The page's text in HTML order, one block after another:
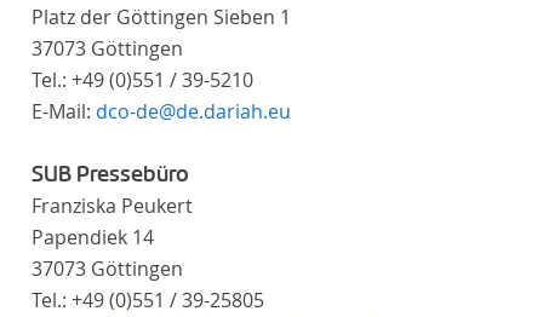
Platz der Göttingen Sieben 1
37073 Göttingen
Tel.: +49 (0)551 / 39-5210
E-Mail: dco-de@de.dariah.eu
SUB Pressebüro
Franziska Peukert
Papendiek 14
37073 Göttingen
Tel.: +49 (0)551 / 39-25805